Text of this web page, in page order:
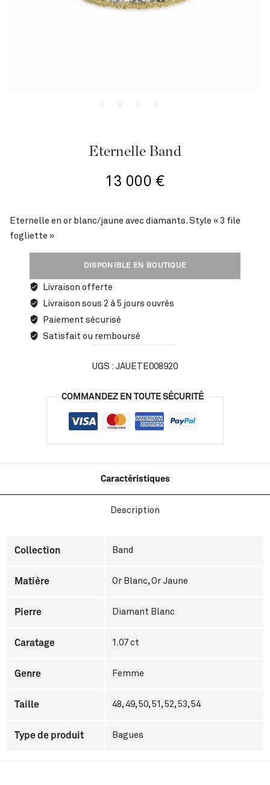
Eternelle Band
13 000 €
Eternelle en or blanc/jaune avec diamants. Style « 3 file
fogliette »
DISPONIBLE EN BOUTIQUE
Livraison offerte
Livraison sous 2 à 5 jours ouvrés
Paiement sécurisé
Satisfait ou remboursé
UGS : JAUETE008920
COMMANDEZ EN TOUTE SÉCURITÉ
Caractéristiques
Description
Collection Band
Matière Or Blanc, Or Jaune
Pierre Diamant Blanc
Caratage 1.07 ct
Genre Femme
Taille 48, 49, 50, 51, 52, 53, 54
Type de produit Bagues